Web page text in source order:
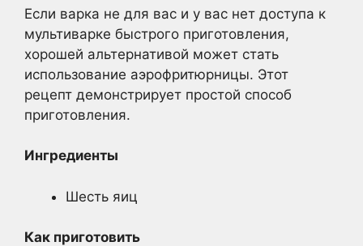
Если варка не для вас и у вас нет доступа к
мультиварке быстрого приготовления,
хорошей альтернативой может стать
использование аэрофритюрницы. Этот
рецепт демонстрирует простой способ
приготовления.
Ингредиенты
Шесть яиц
Как приготовить